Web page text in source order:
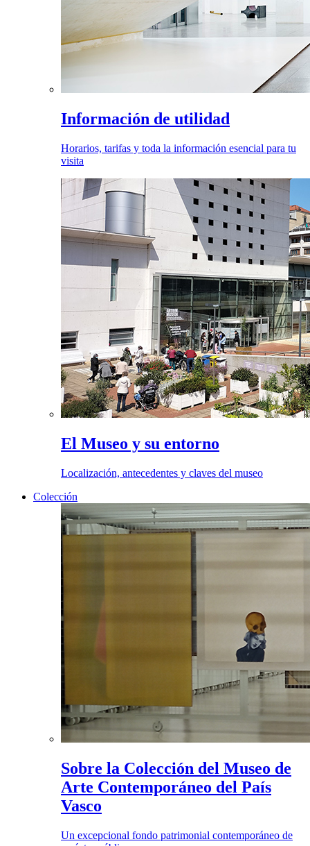
Información de utilidad
Horarios, tarifas y toda la información esencial para tu
visita
El Museo y su entorno
Localización, antecedentes y claves del museo
Colección
Sobre la Colección del Museo de
Arte Contemporáneo del País
Vasco
Un excepcional fondo patrimonial contemporáneo de